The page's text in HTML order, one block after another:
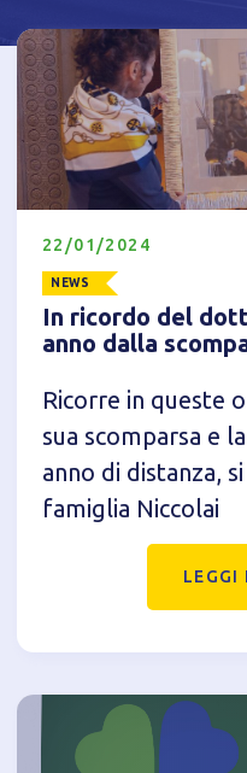
22/01/2024
NEWS
In ricordo del
anno dalla
Ricorre in queste
sua scomparsa e
anno di distanza,
famiglia Niccolai
Informativa breve Cookie
Accetto
proseguire la